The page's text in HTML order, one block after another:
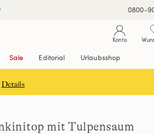
0800-
Konto
Sale Editorial Urlaubsshop
Details
mit Tulpensaum